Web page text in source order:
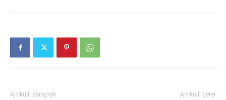
Artikulli paraprak Artikulli tjetër